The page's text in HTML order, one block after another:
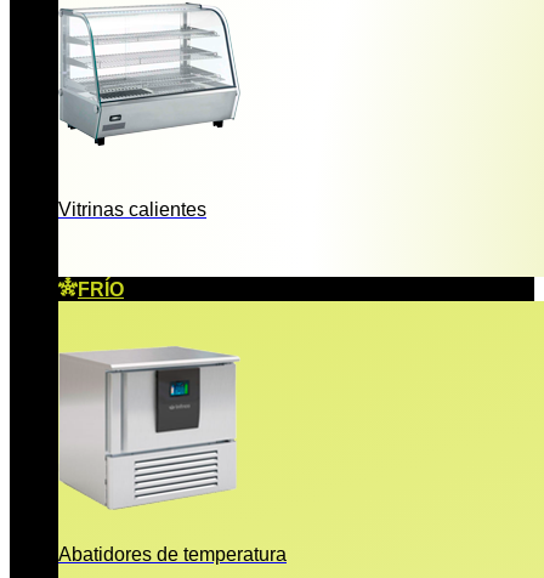
Vitrinas calientes
FRÍO
Abatidores de temperatura